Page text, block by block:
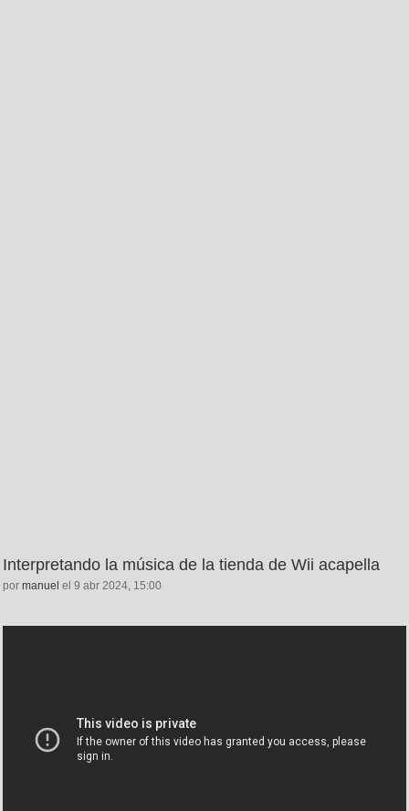
Interpretando la música de la tienda de Wii acapella
por manuel el 9 abr 2024, 15:00